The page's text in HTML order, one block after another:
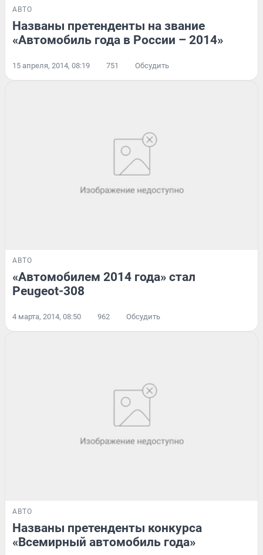
АВТО
Названы претенденты на звание
«Автомобиль года в России – 2014»
15 апреля, 2014, 08:19 751 Обсудить
АВТО
«Автомобилем 2014 года» стал
Peugeot-308
4 марта, 2014, 08:50 962 Обсудить
АВТО
Названы претенденты конкурса
«Всемирный автомобиль года»